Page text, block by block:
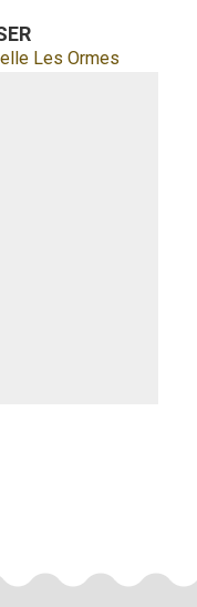
Les Ormes